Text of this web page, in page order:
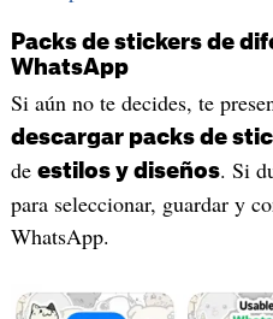
Packs de stickers de
WhatsApp
Si aún no te decides, te
descargar packs de
de estilos y diseños. Si
para seleccionar, guardar y
WhatsApp.